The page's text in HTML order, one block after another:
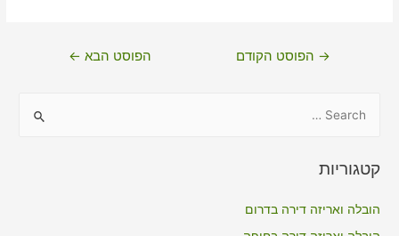
ניווט→ הפוסט הקודם הפוסט הבא ←
r
קטגוריות
הובלה ואריזה דירה בדרום